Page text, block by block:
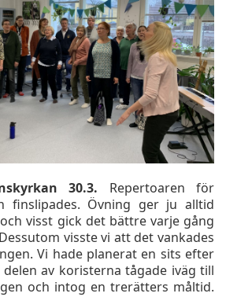
30.3. Repertoaren för
finslipades. Övning ger ju alltid
visst gick det bättre varje gång
visste vi att det vankades
Vi hade planerat en sits efter
av koristerna tågade iväg till
och intog en trerätters måltid.